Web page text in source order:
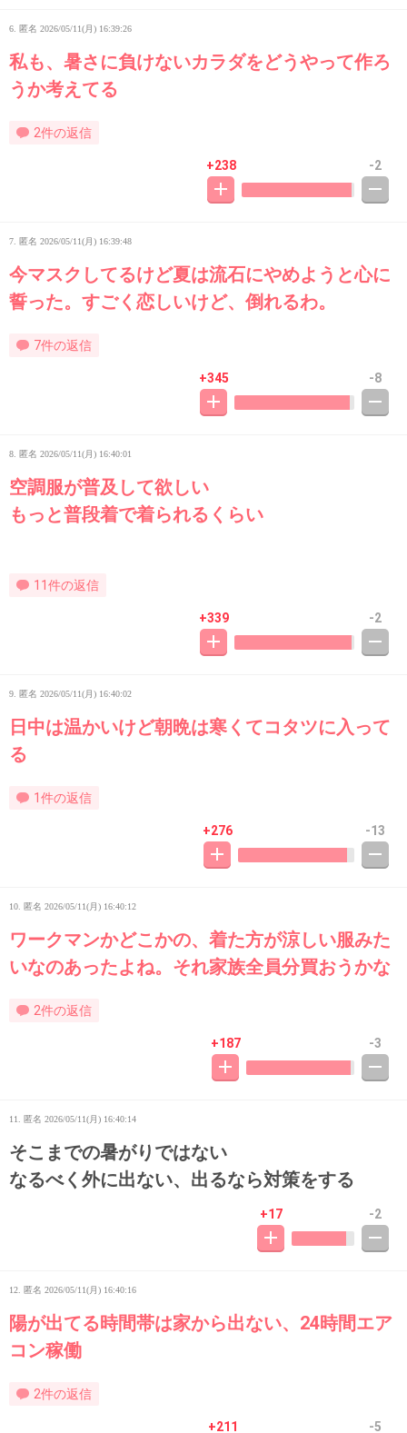
6. 匿名 2026/05/11(月) 16:39:26
私も、暑さに負けないカラダをどうやって作ろ
うか考えてる
2件の返信
+238 -2
7. 匿名 2026/05/11(月) 16:39:48
今マスクしてるけど夏は流石にやめようと心に
誓った。すごく恋しいけど、倒れるわ。
7件の返信
+345 -8
8. 匿名 2026/05/11(月) 16:40:01
空調服が普及して欲しい
もっと普段着で着られるくらい
11件の返信
+339 -2
9. 匿名 2026/05/11(月) 16:40:02
日中は温かいけど朝晩は寒くてコタツに入って
る
1件の返信
+276 -13
10. 匿名 2026/05/11(月) 16:40:12
ワークマンかどこかの、着た方が涼しい服みた
いなのあったよね。それ家族全員分買おうかな
2件の返信
+187 -3
11. 匿名 2026/05/11(月) 16:40:14
そこまでの暑がりではない
なるべく外に出ない、出るなら対策をする
+17 -2
12. 匿名 2026/05/11(月) 16:40:16
陽が出てる時間帯は家から出ない、24時間エア
コン稼働
2件の返信
+211 -5